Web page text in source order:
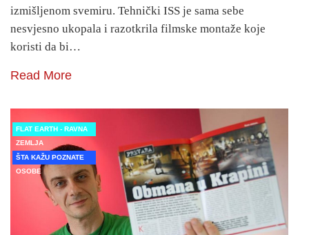
izmišljenom svemiru. Tehnički ISS je sama sebe
nesvjesno ukopala i razotkrila filmske montaže koje
koristi da bi…
Read More
FLAT EARTH - RAVNA
ZEMLJA
ŠTA KAŽU POZNATE
OSOBE